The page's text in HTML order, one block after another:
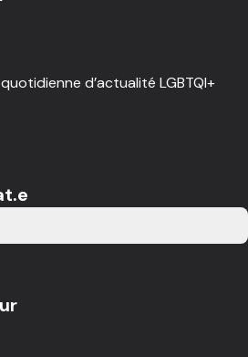
d’actualité LGBTQI+